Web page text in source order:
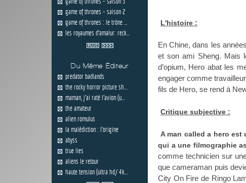
game of thrones - saison 2
game of thrones : le trône ...
les royaumes d'amalur: reck...
Du Même Éditeur
predator badlands
the rocky horror picture sh...
maman, j'ai raté l'avion (u...
the amateur
alien romulus
la malédiction : l'origine
abyss
true lies
aliens le retour
haute tension (ultra hd/ 4k...
L'histoire :
En Chine, dans les
et son ami Sheng. Mais
d’opium, Hero abat les
engager comme
fils de Hero, se rend à
Critique subjective :
A man called a hero
qui a une filmographie
comme technicien sur
que cameraman puis
City On Fire de Ringo